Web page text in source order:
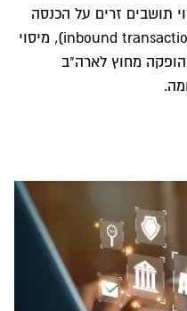
תושבים זרים על הכנסה
שהופקה או נצמחה בארה"ב (inbound transactions), מיסוי
מחוץ לארה"ב